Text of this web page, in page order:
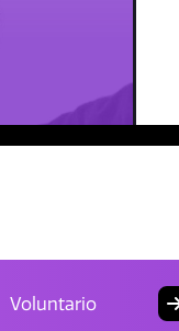
Voluntario